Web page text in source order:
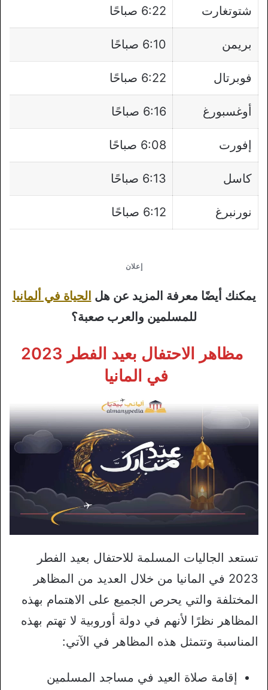
شتوتغارت 6:22 صباحًا
بريمن 6:10 صباحًا
فوبرتال 6:22 صباحًا
أوغسبورغ 6:16 صباحًا
إفورت 6:08 صباحًا
كاسل 6:13 صباحًا
نورنبرغ 6:12 صباحًا
إعلان
يمكنك أيضًا معرفة المزيد عن هل الحياة في ألمانيا
للمسلمين والعرب صعبة؟
مظاهر الاحتفال بعيد الفطر 2023
في المانيا
تستعد الجاليات المسلمة للاحتفال بعيد الفطر
2023 في المانيا من خلال العديد من المظاهر
المختلفة والتي يحرص الجميع على الاهتمام بهذه
المظاهر نظرًا لأنهم في دولة أوروبية لا تهتم بهذه
المناسبة وتتمثل هذه المظاهر في الآتي:
إقامة صلاة العيد في مساجد المسلمين